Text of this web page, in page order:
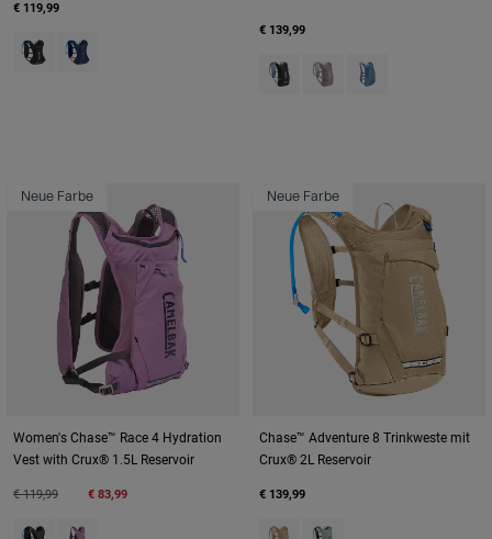
€ 119,99
Product swatch type of Black.
Product swatch type of Deep Sea.
€ 139,99
Product swatch type of Black/
Product swatch type of
Product swatch
Neue Farbe
Women's Chase™ Race 4 Hydration
Vest with Crux® 1.5L Reservoir
Price reduced from
€ 119,99to € 83,99
Product swatch type of Black.
Product swatch type of Lavender.
Neue Farbe
Chase™ Adventure 8 Trinkweste mit
Crux® 2L Reservoir
€ 139,99
Product swatch type of
Product swatch type of